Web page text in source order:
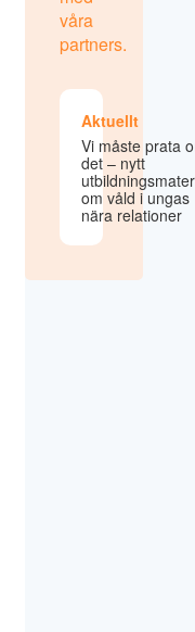
våra
partners.
Aktuellt
Vi måste prata
det – nytt
om våld i ungas
nära relationer